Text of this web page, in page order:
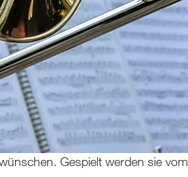
Gespielt werden sie